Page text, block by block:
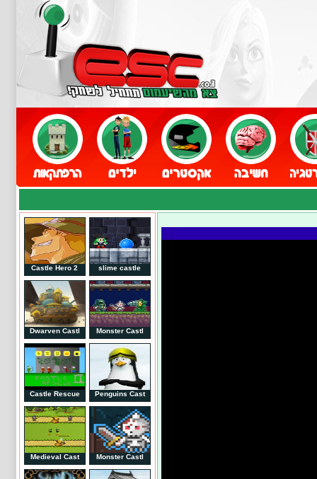
slime castle
Castle Hero 2
Monster Castl
Dwarven Castl
Penguins Cast
Castle Rescue
Monster Castl
Medieval Cast